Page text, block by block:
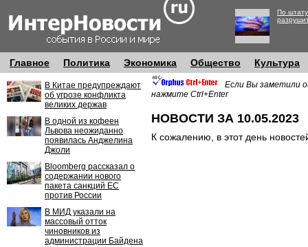
По
Главное Политика Экономика Общество Культура
В Китае предупреждают
об угрозе конфликта
великих держав
В одной из кофеен
Львова неожиданно
появилась Анджелина
Джоли
Bloomberg рассказал о
содержании нового
пакета санкций ЕС
против России
В МИД указали на
массовый отток
чиновников из
администрации Байдена
Если Вы заметили
нажмите Ctrl+Enter
НОВОСТИ ЗА 10.05.2023
К сожалению, в этот день